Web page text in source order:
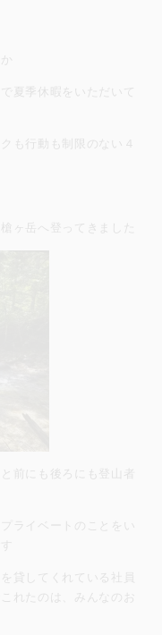
夏季休暇をいただいて
も行動も制限のない４
ヶ岳へ登ってきました
前にも後ろにも登山者
ライベートのことをい
貸してくれている社員
れたのは、みんなのお